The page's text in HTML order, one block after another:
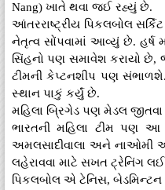
Nang) ખાતે થવા જઈ રહ્યું છે.
આંતરરાષ્ટ્રીય પિકલબોલ
નેતૃત્વ સોંપવામાં આવ્યું છે. હર્ષ
સિંહનો પણ સમાવેશ કરાયો છે,
ટીમની કેપ્ટનશીપ પણ
સ્થાન પાકું કર્યું છે.
મહિલા બ્રિગેડ પણ મેડલ જીતવા
ભારતની મહિલા ટીમ પણ આ
અમલસાદીવાલા અને નાઓમી
લહેરાવવા માટે સખત ટ્રેનિંગ
પિકલબોલ એ ટેનિસ,